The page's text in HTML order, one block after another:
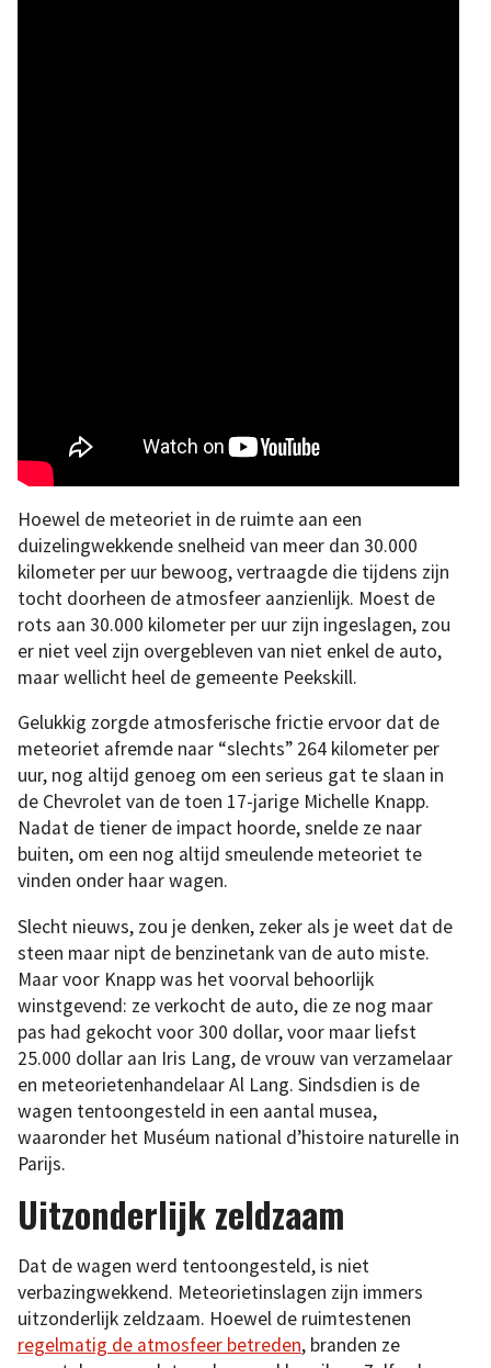
Hoewel de meteoriet in de ruimte aan een
duizelingwekkende snelheid van meer dan 30.000
kilometer per uur bewoog, vertraagde die tijdens zijn
tocht doorheen de atmosfeer aanzienlijk. Moest de
rots aan 30.000 kilometer per uur zijn ingeslagen, zou
er niet veel zijn overgebleven van niet enkel de auto,
maar wellicht heel de gemeente Peekskill.
Gelukkig zorgde atmosferische frictie ervoor dat de
meteoriet afremde naar “slechts” 264 kilometer per
uur, nog altijd genoeg om een serieus gat te slaan in
de Chevrolet van de toen 17-jarige Michelle Knapp.
Nadat de tiener de impact hoorde, snelde ze naar
buiten, om een nog altijd smeulende meteoriet te
vinden onder haar wagen.
Slecht nieuws, zou je denken, zeker als je weet dat de
steen maar nipt de benzinetank van de auto miste.
Maar voor Knapp was het voorval behoorlijk
winstgevend: ze verkocht de auto, die ze nog maar
pas had gekocht voor 300 dollar, voor maar liefst
25.000 dollar aan Iris Lang, de vrouw van verzamelaar
en meteorietenhandelaar Al Lang. Sindsdien is de
wagen tentoongesteld in een aantal musea,
waaronder het Muséum national d’histoire naturelle in
Parijs.
Uitzonderlijk zeldzaam
Dat de wagen werd tentoongesteld, is niet
verbazingwekkend. Meteorietinslagen zijn immers
uitzonderlijk zeldzaam. Hoewel de ruimtestenen
regelmatig de atmosfeer betreden, branden ze